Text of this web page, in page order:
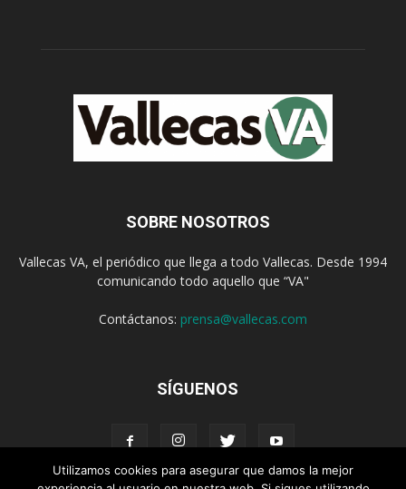
SOBRE NOSOTROS
Vallecas VA, el periódico que llega a todo Vallecas. Desde 1994
comunicando todo aquello que “VA"
Contáctanos: prensa@vallecas.com
SÍGUENOS
Utilizamos cookies para asegurar que damos la mejor